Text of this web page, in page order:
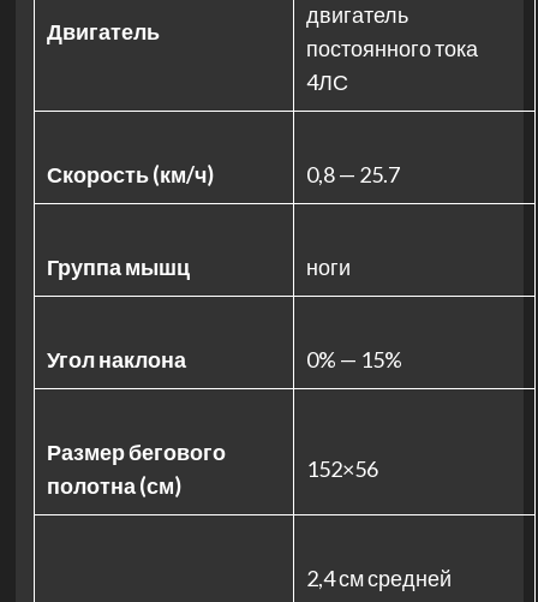
Двигатель
двигатель
постоянного тока
4ЛС
Скорость (км/ч) 0,8 — 25.7
Группа мышц ноги
Угол наклона 0% — 15%
Размер бегового
полотна (см)
152×56
2,4 см средней